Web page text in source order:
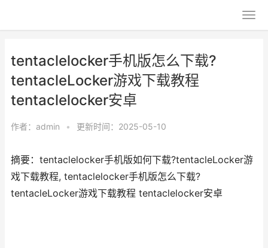
tentaclelocker手机版怎么下载?
tentacleLocker游戏下载教程
tentaclelocker安卓
作者： admin • 更新时间：2025-05-10
摘要：tentaclelocker手机版如何下载?tentacleLocker游
戏下载教程, tentaclelocker手机版怎么下载?
tentacleLocker游戏下载教程 tentaclelocker安卓